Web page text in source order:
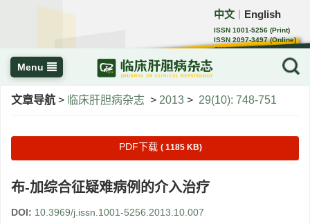
中文 English
ISSN 1001-5256 (Print)
ISSN 2097-3497 (Online)
CN 22-1108/R
Menu
文章导航 > 临床肝胆病杂志 > 2013 > 29(10): 748-751
PDF下载 ( 1185 KB)
布-加综合征疑难病例的介入治疗
DOI: 10.3969/j.issn.1001-5256.2013.10.007